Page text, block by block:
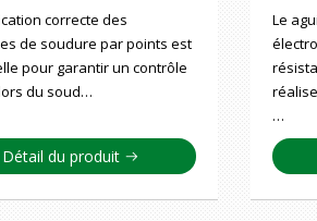
correcte des
de soudure par points est
pour garantir un contrôle
du soud…
Détail du produit
Le
…